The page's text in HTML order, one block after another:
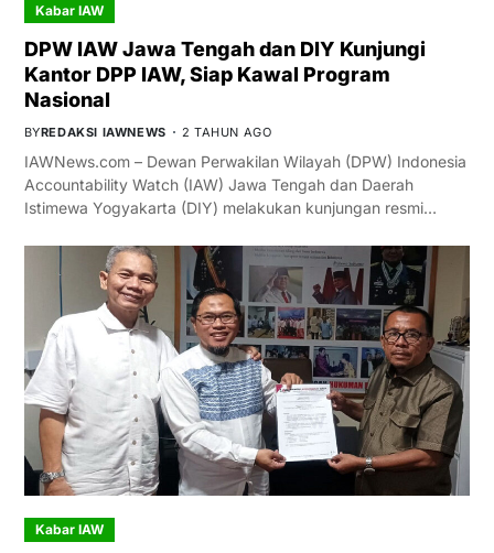
Kabar IAW
DPW IAW Jawa Tengah dan DIY Kunjungi
Kantor DPP IAW, Siap Kawal Program
Nasional
BYREDAKSI IAWNEWS 2 TAHUN AGO
IAWNews.com – Dewan Perwakilan Wilayah (DPW) Indonesia
Accountability Watch (IAW) Jawa Tengah dan Daerah
Istimewa Yogyakarta (DIY) melakukan kunjungan resmi…
Kabar IAW